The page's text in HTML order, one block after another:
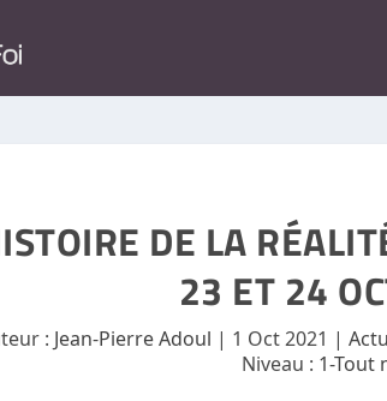
DE LA
23 ET 24
: Jean-Pierre Adoul | 1 Oct 2021 |
Niveau : 1-Tout